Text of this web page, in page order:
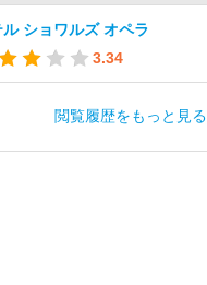
ショワルズ オペラ
3.34
閲覧履歴をもっと見る